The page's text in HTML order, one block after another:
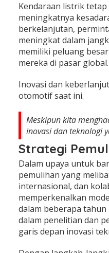
Kendaraan listrik
meningkatnya
berkelanjutan,
meningkat dalam
memiliki peluang
mereka di pasar global.
Inovasi dan
otomotif saat ini.
Meskipun kita
inovasi dan teknologi
Strategi
Dalam upaya untuk
pemulihan yang
internasional, dan
memperkenalkan
dalam beberapa tahun
dalam penelitian dan
garis depan inovasi